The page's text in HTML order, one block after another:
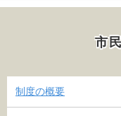
市
制度の概要